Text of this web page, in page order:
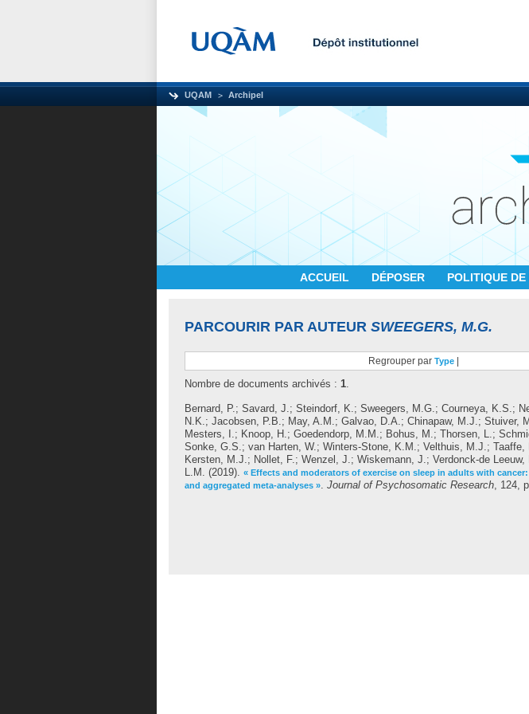
UQAM Archipel
ACCUEIL DÉPOSER POLITIQUE DE
PARCOURIR PAR AUTEUR SWEEGERS, M.G.
Regrouper par Type
Nombre de documents archivés : 1.
Bernard, P.; Savard, J.; Steindorf, K.; Sweegers, M.G.; Courneya, K.S.;
N.K.; Jacobsen, P.B.; May, A.M.; Galvao, D.A.; Chinapaw, M.J.; Stuiver,
Mesters, I.; Knoop, H.; Goedendorp, M.M.; Bohus, M.; Thorsen, L.;
Sonke, G.S.; van Harten, W.; Winters-Stone, K.M.; Velthuis, M.J.; Taaffe,
Kersten, M.J.; Nollet, F.; Wenzel, J.; Wiskemann, J.; Verdonck-de Leeuw,
L.M. (2019). « Effects and moderators of exercise on sleep in adults with
and aggregated meta-analyses ». Journal of Psychosomatic Research, 124,